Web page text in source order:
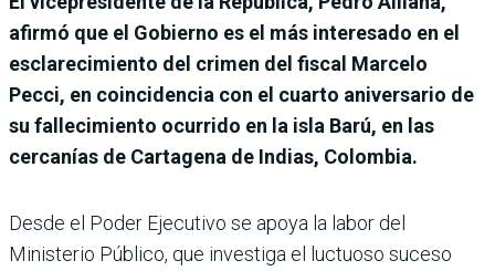
afirmó que el Gobierno es el más interesado en el
esclarecimiento del crimen del fiscal Marcelo
Pecci, en coincidencia con el cuarto aniversario de
su fallecimiento ocurrido en la isla Barú, en las
cercanías de Cartagena de Indias, Colombia.
Desde el Poder Ejecutivo se apoya la labor del
Ministerio Público, que investiga el luctuoso suceso